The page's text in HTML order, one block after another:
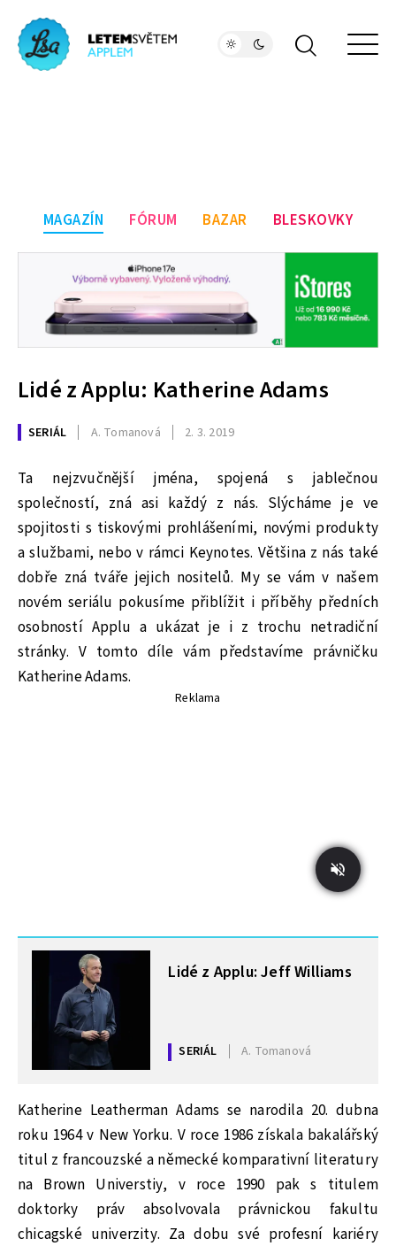
MAGAZÍN FÓRUM BAZAR BLESKOVKY
Lidé z Applu: Katherine Adams
SERIÁL A. Tomanová 2. 3. 2019
Ta nejzvučnější jména, spojená s jablečnou
společností, zná asi každý z nás. Slýcháme je ve
spojitosti s tiskovými prohlášeními, novými produkty
a službami, nebo v rámci Keynotes. Většina z nás také
dobře zná tváře jejich nositelů. My se vám v našem
novém seriálu pokusíme přiblížit i příběhy předních
osobností Applu a ukázat je i z trochu netradiční
stránky. V tomto díle vám představíme právničku
Katherine Adams.
Reklama
MOHLO BY VÁS ZAJÍMAT
Lidé z Applu: Jeff Williams
SERIÁL A. Tomanová
Katherine Leatherman Adams se narodila 20. dubna
roku 1964 v New Yorku. V roce 1986 získala bakalářský
titul z francouzské a německé komparativní literatury
na Brown Universtiy, v roce 1990 pak s titulem
doktorky práv absolvovala právnickou fakultu
chicagské univerzity. Za dobu své profesní kariéry